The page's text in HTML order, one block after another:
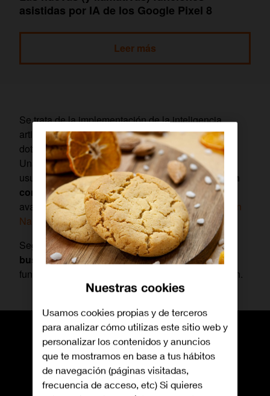
asistidas por IA de los Google Pixel 8
Leer más
Se trata de la implementación de la inteligencia
artificial a los modelos del fabricante coreano para
dotarles de una serie defunciones novedosas
Unas pensadas para hacer más fácil la vida del
usuario y que han sido realizadasen colaboración
con Google; de hecho, están basadas en su
avanzado modelo de lenguajeGemini en su versión
Nano
Seguramente habrás oído hablar deRodea para
buscar(oCircle to Search), una llamativa
funcionalidad que llama poderosamente la atención.
Nuestras cookies
Usamos cookies propias y de terceros
para analizar cómo utilizas este sitio web y
personalizar los contenidos y anuncios
que te mostramos en base a tus hábitos
de navegación (páginas visitadas,
frecuencia de acceso, etc) Si quieres